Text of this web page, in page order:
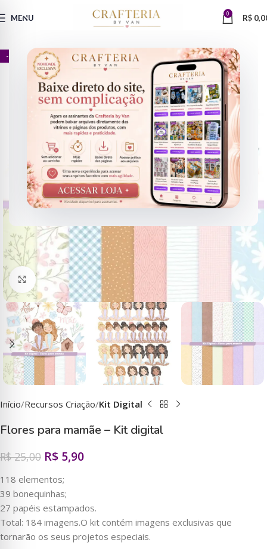
MENU 0 R$
- 76%
Clique para ampliar
Início Recursos Criação Kit Digital
Flores para mamãe – Kit digital
R$25,00 R$ 5,90
118 elementos;
39 bonequinhas;
27 papéis estampados.
Total: 184 imagens.O kit contém imagens exclusivas que
tornarão os seus projetos especiais.